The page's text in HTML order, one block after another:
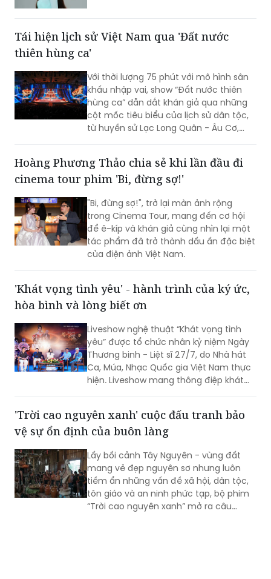
Tái hiện lịch sử Việt Nam qua 'Đất nước
thiên hùng ca'
Với thời lượng 75 phút với mô hình sân
khấu nhập vai, show “Đất nước thiên
hùng ca” dẫn dắt khán giả qua những
cột mốc tiêu biểu của lịch sử dân tộc,
từ huyền sử Lạc Long Quân - Âu Cơ,
phát triển hùng cường của dân tộc
trong thời đại mới.
Hoàng Phương Thảo chia sẻ khi lần đầu đi
cinema tour phim 'Bi, đừng sợ!'
"Bi, đừng sợ!", trở lại màn ảnh rộng
trong Cinema Tour, mang đến cơ hội
để ê-kíp và khán giả cùng nhìn lại một
tác phẩm đã trở thành dấu ấn đặc biệt
của điện ảnh Việt Nam.
'Khát vọng tình yêu' - hành trình của ký ức,
hòa bình và lòng biết ơn
Liveshow nghệ thuật “Khát vọng tình
yêu” được tổ chức nhân kỷ niệm Ngày
Thương binh - Liệt sĩ 27/7, do Nhà hát
Ca, Múa, Nhạc Quốc gia Việt Nam thực
hiện. Liveshow mang thông điệp khát
đất nước. Đó còn là khát vọng hòa
bình, lòng biết ơn đối với những người
quốc.
'Trời cao nguyên xanh' cuộc đấu tranh bảo
vệ sự ổn định của buôn làng
Lấy bối cảnh Tây Nguyên - vùng đất
mang vẻ đẹp nguyên sơ nhưng luôn
tiềm ẩn những vấn đề xã hội, dân tộc,
tôn giáo và an ninh phức tạp, bộ phim
“Trời cao nguyên xanh” mở ra câu